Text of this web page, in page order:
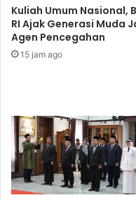
Kuliah Umum Nasional,
RI Ajak Generasi Muda
Agen Pencegahan
15 jam ago